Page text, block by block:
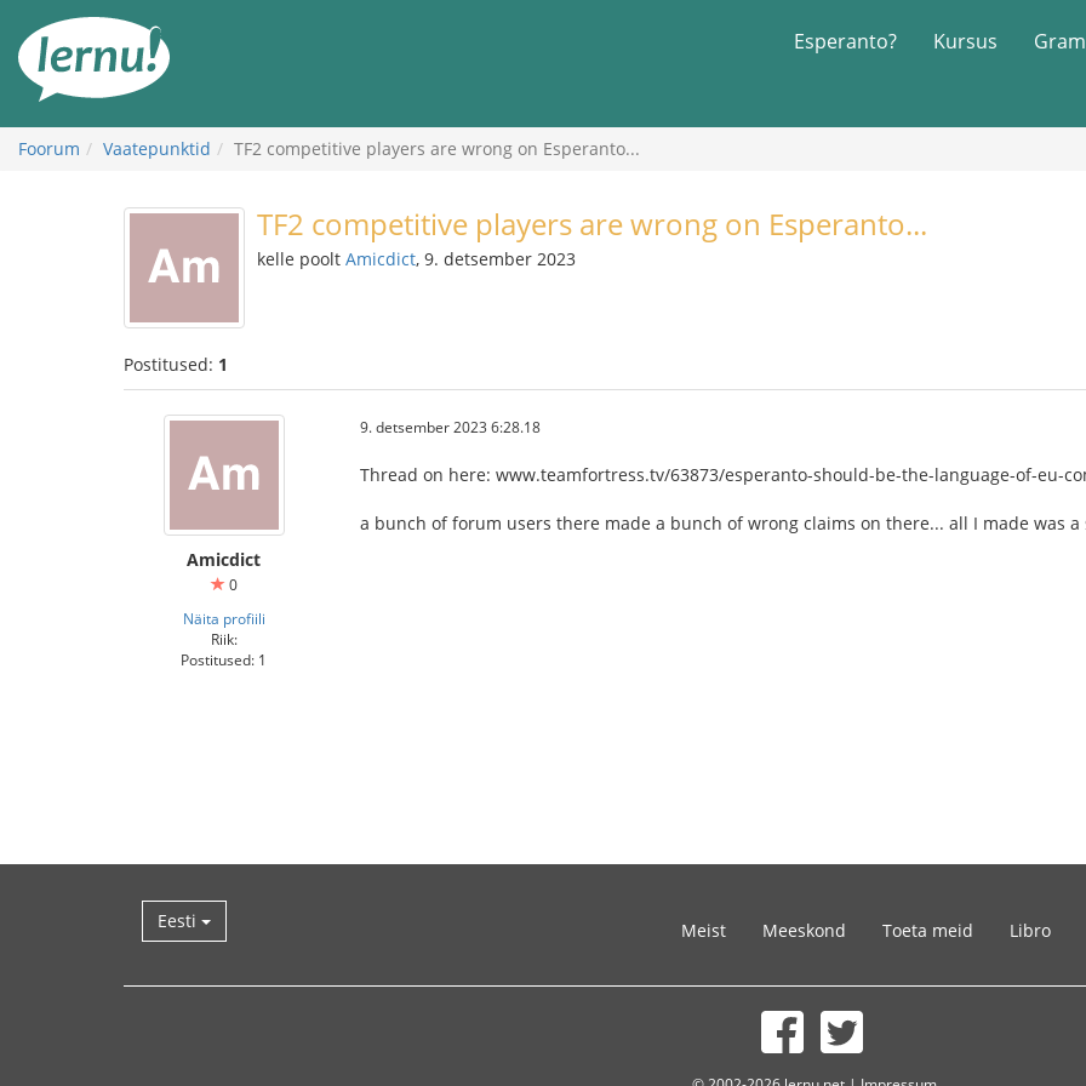
juurde
Esperanto? Kursus
Foorum Vaatepunktid TF2 competitive players are wrong on Esperanto...
TF2 competitive players are wrong on Esperanto...
kelle poolt Amicdict, 9. detsember 2023
Postitused: 1
Amicdict
0
Näita profiili
Riik:
Postitused: 1
9. detsember 2023 6:28.18
Thread on here: www.teamfortress.tv/63873/esperanto-should-be-the-language-of-eu-
a bunch of forum users there made a bunch of wrong claims on there... all I made was a
Eesti Meist Meeskond Toeta meid Libro